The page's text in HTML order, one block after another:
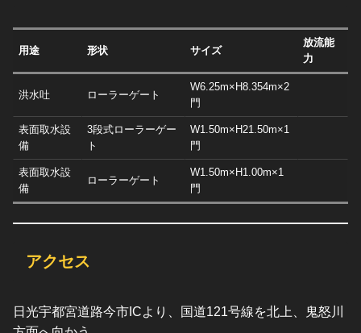
用途 形状 サイズ
放流能
力
洪水吐 ローラーゲート
W6.25m×H8.354m×2
門
表面取水設
備
3段式ローラーゲー
ト
W1.50m×H21.50m×1
門
表面取水設
備
ローラーゲート
W1.50m×H1.00m×1
門
アクセス
日光宇都宮道路今市ICより、国道121号線を北上、鬼怒川